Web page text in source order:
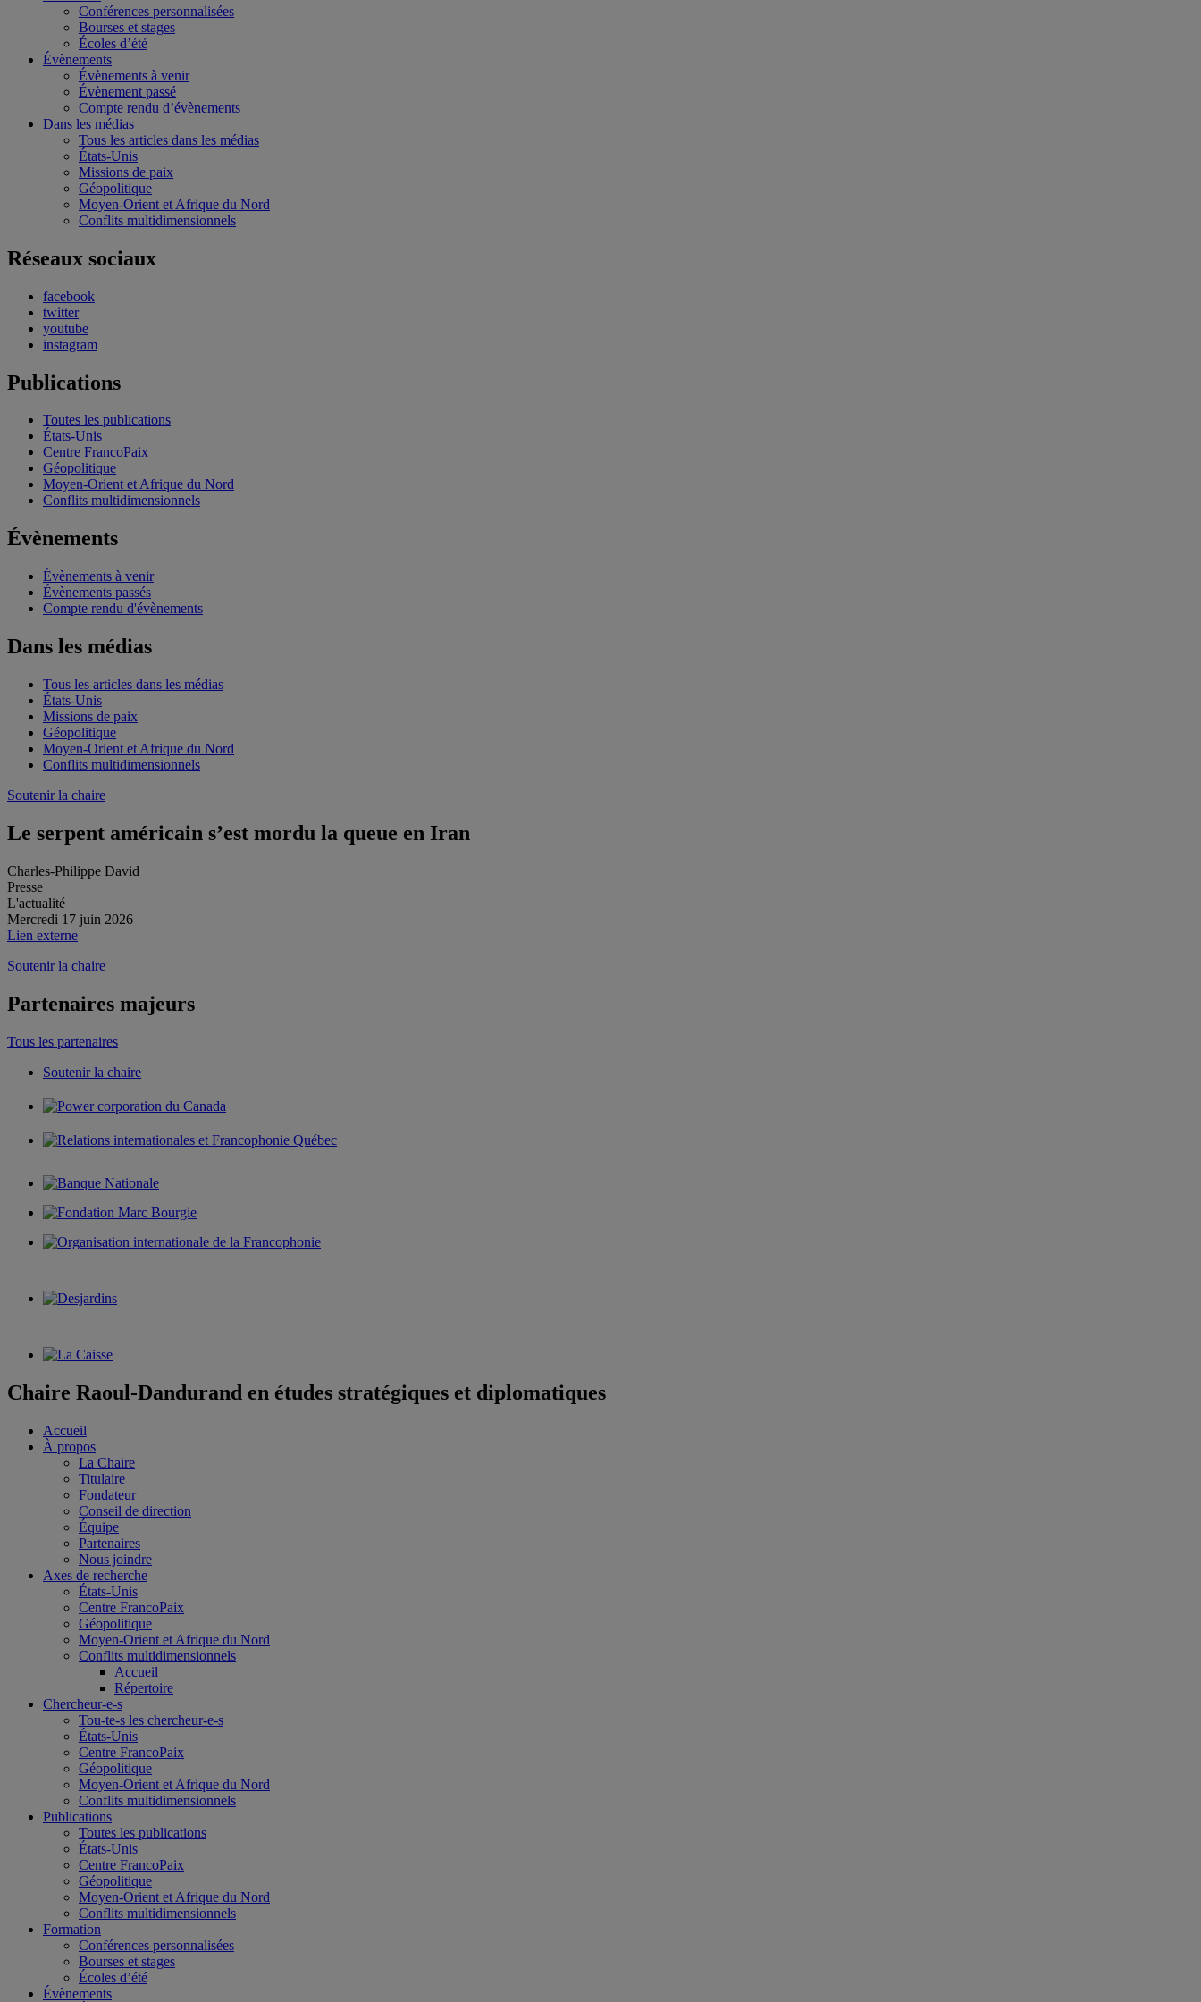
Conférences personnalisées
Bourses et stages
Écoles d’été
Évènements
Évènements à venir
Évènement passé
Compte rendu d’évènements
Dans les médias
Tous les articles dans les médias
États-Unis
Missions de paix
Géopolitique
Moyen-Orient et Afrique du Nord
Conflits multidimensionnels
Réseaux sociaux
facebook
twitter
youtube
instagram
Publications
Toutes les publications
États-Unis
Centre FrancoPaix
Géopolitique
Moyen-Orient et Afrique du Nord
Conflits multidimensionnels
Évènements
Évènements à venir
Évènements passés
Compte rendu d'évènements
Dans les médias
Tous les articles dans les médias
États-Unis
Missions de paix
Géopolitique
Moyen-Orient et Afrique du Nord
Conflits multidimensionnels
Soutenir la chaire
Le serpent américain s’est mordu la queue en Iran
Charles-Philippe David
Presse
L'actualité
Mercredi 17 juin 2026
Lien externe
Soutenir la chaire
Partenaires majeurs
Tous les partenaires
Soutenir la chaire
Chaire Raoul-Dandurand en études stratégiques et diplomatiques
Accueil
À propos
La Chaire
Titulaire
Fondateur
Conseil de direction
Équipe
Partenaires
Nous joindre
Axes de recherche
États-Unis
Centre FrancoPaix
Géopolitique
Moyen-Orient et Afrique du Nord
Conflits multidimensionnels
Accueil
Répertoire
Chercheur-e-s
Tou-te-s les chercheur-e-s
États-Unis
Centre FrancoPaix
Géopolitique
Moyen-Orient et Afrique du Nord
Conflits multidimensionnels
Publications
Toutes les publications
États-Unis
Centre FrancoPaix
Géopolitique
Moyen-Orient et Afrique du Nord
Conflits multidimensionnels
Formation
Conférences personnalisées
Bourses et stages
Écoles d’été
Évènements